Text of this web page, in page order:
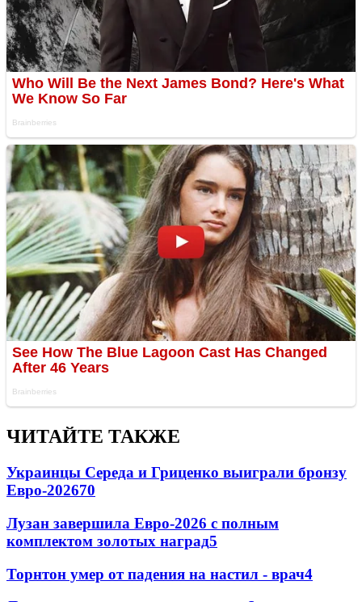
ЧИТАЙТЕ ТАКЖЕ
Украинцы Середа и Гриценко выиграли бронзу
Евро-202670
Лузан завершила Евро-2026 с полным
комплектом золотых наград5
Торнтон умер от падения на настил - врач4